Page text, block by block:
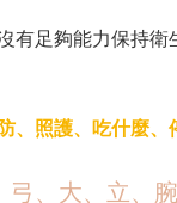
有足夠能力保持
、照護、吃什麼
弓、大、立、腕